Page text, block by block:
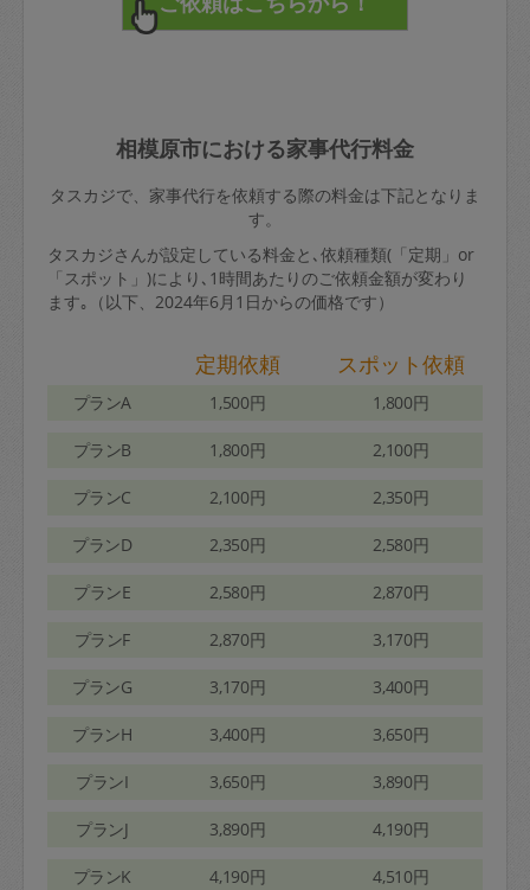
相模原市における家事代行料金
タスカジで、家事代行を依頼する際の料金は下記となりま
す。
タスカジさんが設定している料金と､依頼種類(「定期」or
「スポット」)により､1時間あたりのご依頼金額が変わり
ます｡（以下、2024年6月1日からの価格です）
定期依頼 スポット依頼
プランA 1,500円 1,800円
プランB 1,800円 2,100円
プランC 2,100円 2,350円
プランD 2,350円 2,580円
プランE 2,580円 2,870円
プランF 2,870円 3,170円
プランG 3,170円 3,400円
プランH 3,400円 3,650円
プランI 3,650円 3,890円
プランJ 3,890円 4,190円
プランK 4,190円 4,510円